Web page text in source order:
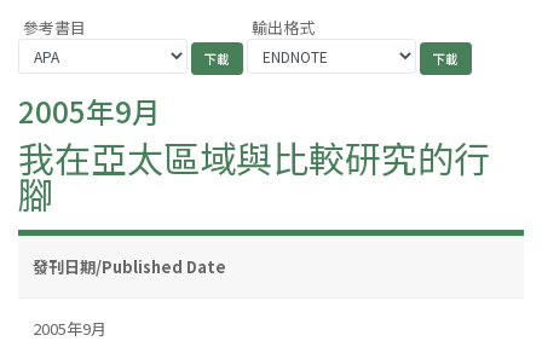
參考書目 輸出格式
2005年9月
我在亞太區域與比較研究的行
腳
發刊日期/Published Date
2005年9月